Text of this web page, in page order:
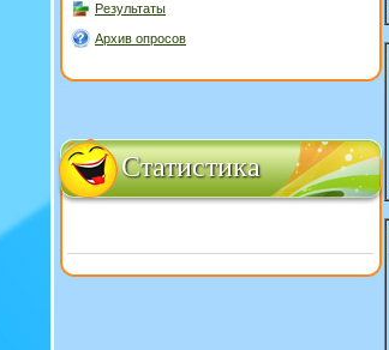
Результаты
Архив опросов
Статистика